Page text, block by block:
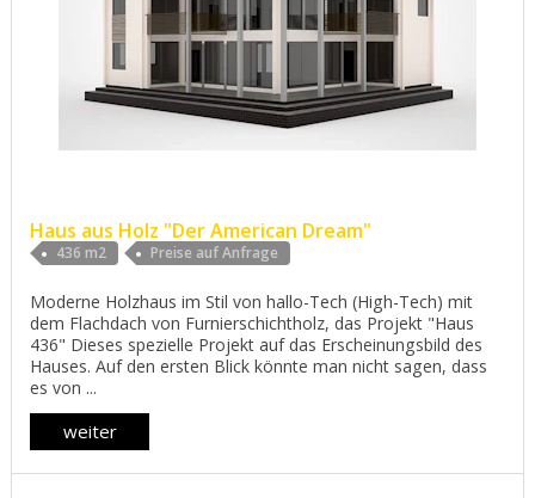
Haus aus Holz "Der American Dream"
436 m2 Preise auf Anfrage
Moderne Holzhaus im Stil von hallo-Tech (High-Tech) mit
dem Flachdach von Furnierschichtholz, das Projekt "Haus
436" Dieses spezielle Projekt auf das Erscheinungsbild des
Hauses. Auf den ersten Blick könnte man nicht sagen, dass
es von ...
weiter